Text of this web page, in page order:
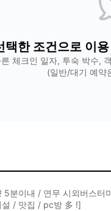
택한 조건으로 이
른 체크인 일자, 투숙 박수,
(일반/대기 예약
5분이내 / 연무 시외버스터
설 / 맛집 / pc방 多 !]